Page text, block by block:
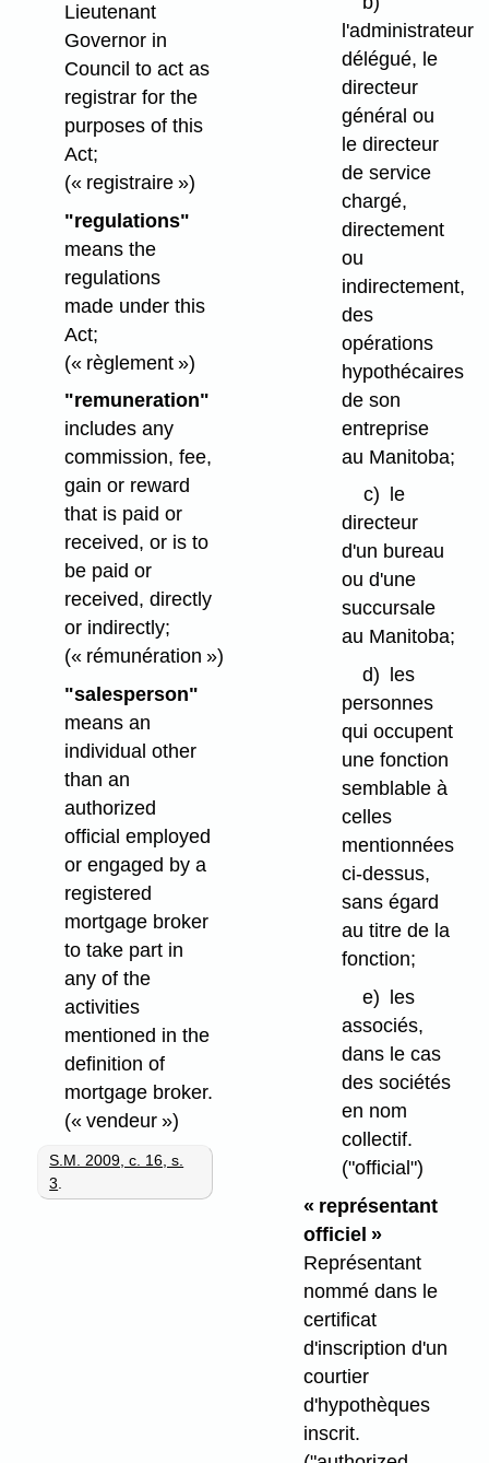
Lieutenant
Governor in
Council to act as
registrar for the
purposes of this
Act;
(« registraire »)
"regulations"
means the
regulations
made under this
Act;
(« règlement »)
"remuneration"
includes any
commission, fee,
gain or reward
that is paid or
received, or is to
be paid or
received, directly
or indirectly;
(« rémunération »)
"salesperson"
means an
individual other
than an
authorized
official employed
or engaged by a
registered
mortgage broker
to take part in
any of the
activities
mentioned in the
definition of
mortgage broker.
(« vendeur »)
S.M. 2009, c. 16, s.
3
l'administrateur
délégué, le
directeur
général ou
le directeur
de service
chargé,
directement
ou
indirectement,
des
opérations
hypothécaires
de son
entreprise
au Manitoba;
c)
le
directeur
d'un bureau
ou d'une
succursale
au Manitoba;
d)
les
personnes
qui occupent
une fonction
semblable à
celles
mentionnées
ci-dessus,
sans égard
au titre de la
fonction;
e)
les
associés,
dans le cas
des sociétés
en nom
collectif.
("official")
« représentant
officiel »
Représentant
nommé dans le
certificat
d'inscription d'un
courtier
d'hypothèques
inscrit.